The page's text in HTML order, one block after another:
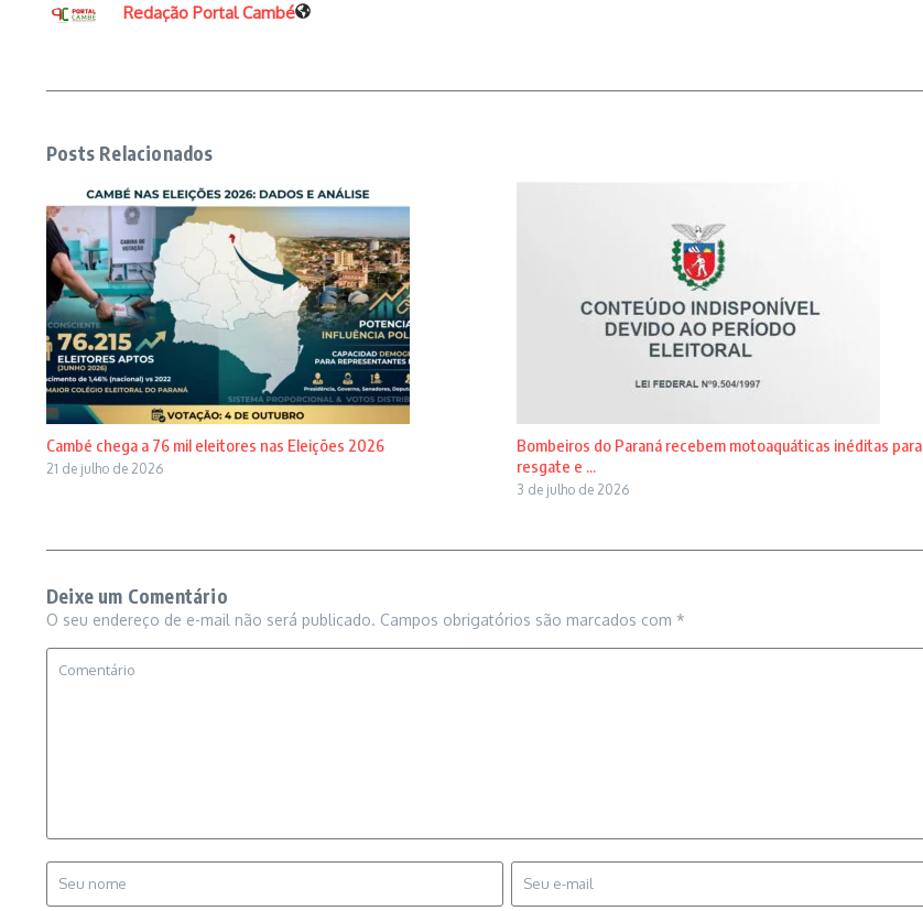
Redação Portal Cambé
Posts Relacionados
Cambé chega a 76 mil eleitores nas Eleições 2026
21 de julho de 2026
Bombeiros do Paraná recebem motoaquáticas inéditas para
resgate e ...
3 de julho de 2026
Deixe um Comentário
O seu endereço de e-mail não será publicado. Campos obrigatórios são marcados com *